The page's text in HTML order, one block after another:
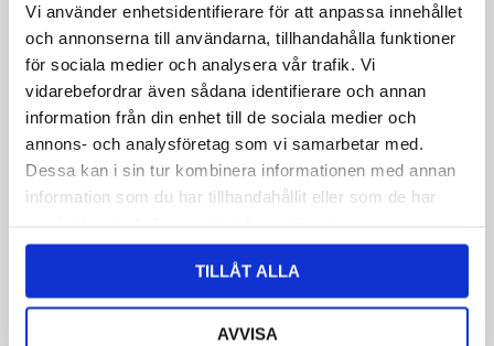
Vi använder enhetsidentifierare för att anpassa innehållet
och annonserna till användarna, tillhandahålla funktioner
för sociala medier och analysera vår trafik. Vi
vidarebefordrar även sådana identifierare och annan
information från din enhet till de sociala medier och
annons- och analysföretag som vi samarbetar med.
Dessa kan i sin tur kombinera informationen med annan
information som du har tillhandahållit eller som de har
TILLÅT ALLA
AVVISA
Genom att skicka formuläret godkänner du att vi sparar
information om dig. Läs mer om hur vi behandlar dina
personuppgifter i vår integritetspolicy.